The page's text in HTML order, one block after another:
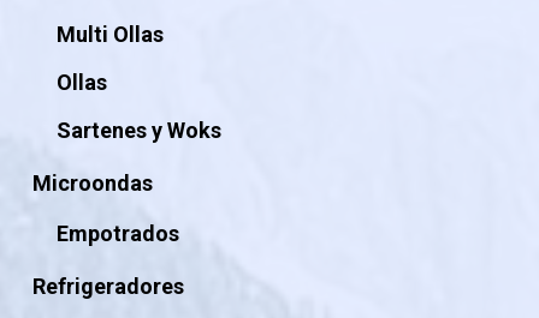
Multi Ollas
Ollas
Sartenes y Woks
Microondas
Empotrados
Refrigeradores